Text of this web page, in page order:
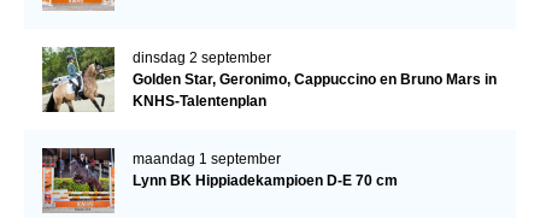
dinsdag 2 september
Golden Star, Geronimo, Cappuccino en Bruno Mars in
KNHS-Talentenplan
maandag 1 september
Lynn BK Hippiadekampioen D-E 70 cm